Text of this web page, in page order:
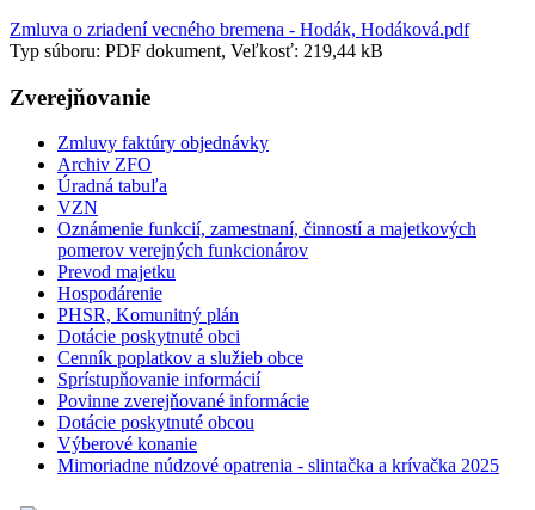
Zmluva o zriadení vecného bremena - Hodák, Hodáková.pdf
Typ súboru: PDF dokument, Veľkosť: 219,44 kB
Zverejňovanie
Zmluvy faktúry objednávky
Archiv ZFO
Úradná tabuľa
VZN
Oznámenie funkcií, zamestnaní, činností a majetkových
pomerov verejných funkcionárov
Prevod majetku
Hospodárenie
PHSR, Komunitný plán
Dotácie poskytnuté obci
Cenník poplatkov a služieb obce
Sprístupňovanie informácií
Povinne zverejňované informácie
Dotácie poskytnuté obcou
Výberové konanie
Mimoriadne núdzové opatrenia - slintačka a krívačka 2025